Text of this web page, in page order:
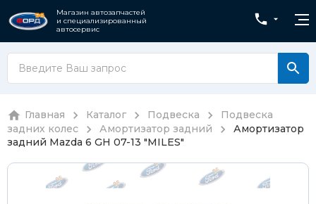
Магазин автозапчастей
и специализированный
автосервис
Главная Каталог Подвеска
Подвеска
задних колес
Амортизатор задний
Амортизатор
задний Mazda 6 GH 07-13 "MILES"